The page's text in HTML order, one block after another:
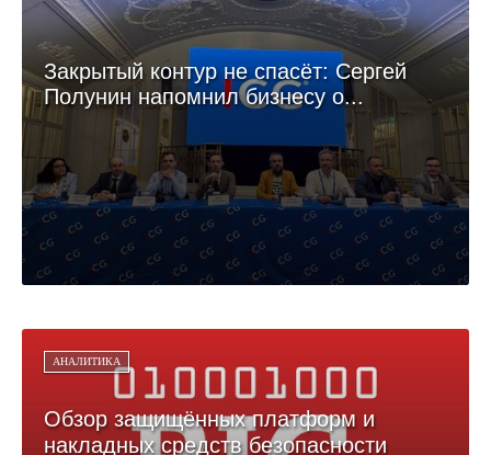
Закрытый контур не спасёт: Сергей
Полунин напомнил бизнесу о...
АНАЛИТИКА
Обзор защищённых платформ и
накладных средств безопасности